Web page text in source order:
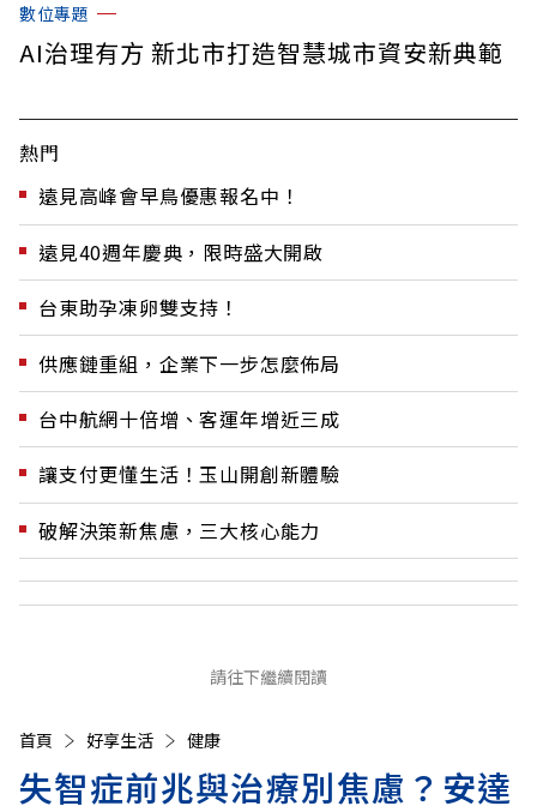
數位專題
AI治理有方 新北市打造智慧城市資安新典範
熱門
遠見高峰會早鳥優惠報名中！
遠見40週年慶典，限時盛大開啟
台東助孕凍卵雙支持！
供應鏈重組，企業下一步怎麼佈局
台中航網十倍增、客運年增近三成
讓支付更懂生活！玉山開創新體驗
破解決策新焦慮，三大核心能力
請往下繼續閱讀
首頁 好享生活 健康
失智症前兆與治療別焦慮？安達